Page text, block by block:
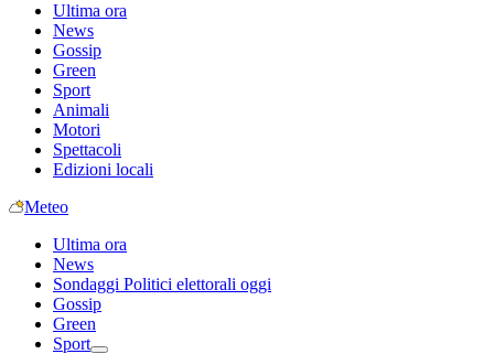
Ultima ora
News
Gossip
Green
Sport
Animali
Motori
Spettacoli
Edizioni locali
Meteo
Ultima ora
News
Sondaggi Politici elettorali oggi
Gossip
Green
Sport